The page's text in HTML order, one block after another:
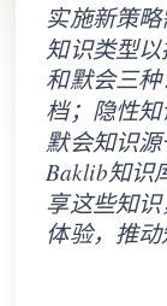
实施新策
知识类型
和默会三
档；隐性知
默会知识源
Baklib知识
享这些知
体验，推动